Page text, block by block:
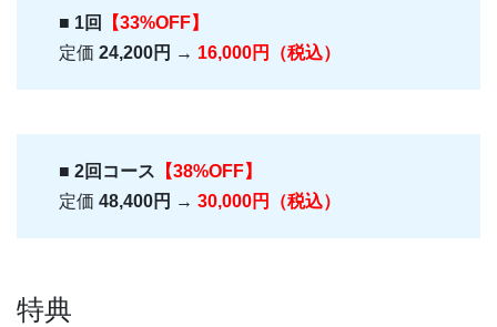
■ 1回
【33%OFF】
定価 24,200円 → 16,000円（税込）
■ 2回コース 【38%OFF】
定価 48,400円 → 30,000円（税込）
特典